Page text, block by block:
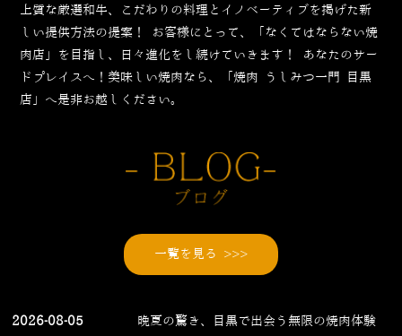
上質な厳選和牛、こだわりの料理とイノベーティブを掲げた新
しい提供方法の提案！
お客様にとって、「なくてはならない焼
肉店」を目指し、日々進化をし続けていきます！
あなたのサー
ドプレイスへ！美味しい焼肉なら、「焼肉 うしみつ一門 目黒
店」へ是非お越しください。
一覧を見る >>>
2026-08-05 晩夏の驚き、目黒で出会う無限の焼肉体験